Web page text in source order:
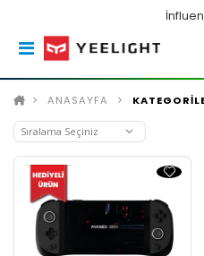
ANASAYFA